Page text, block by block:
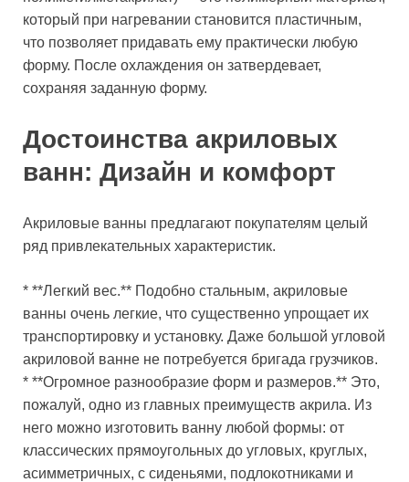
который при нагревании становится пластичным,
что позволяет придавать ему практически любую
форму. После охлаждения он затвердевает,
сохраняя заданную форму.
Достоинства акриловых
ванн: Дизайн и комфорт
Акриловые ванны предлагают покупателям целый
ряд привлекательных характеристик.
* **Легкий вес.** Подобно стальным, акриловые
ванны очень легкие, что существенно упрощает их
транспортировку и установку. Даже большой угловой
акриловой ванне не потребуется бригада грузчиков.
* **Огромное разнообразие форм и размеров.** Это,
пожалуй, одно из главных преимуществ акрила. Из
него можно изготовить ванну любой формы: от
классических прямоугольных до угловых, круглых,
асимметричных, с сиденьями, подлокотниками и